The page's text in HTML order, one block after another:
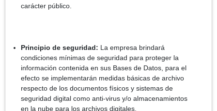
carácter público.
Principio de seguridad: La empresa brindará
condiciones mínimas de seguridad para proteger la
información contenida en sus Bases de Datos, para el
efecto se implementarán medidas básicas de archivo
respecto de los documentos físicos y sistemas de
seguridad digital como anti-virus y/o almacenamientos
en la nube para los archivos digitales.